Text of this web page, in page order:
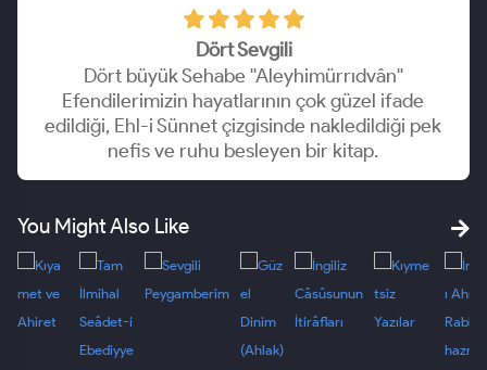
Dört Sevgili
Dört büyük Sehabe ''Aleyhimürrıdvân''
Efendilerimizin hayatlarının çok güzel ifade
edildiği, Ehl-i Sünnet çizgisinde nakledildiği pek
nefis ve ruhu besleyen bir kitap.
You Might Also Like